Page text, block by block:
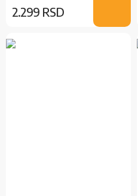
2.299 RSD